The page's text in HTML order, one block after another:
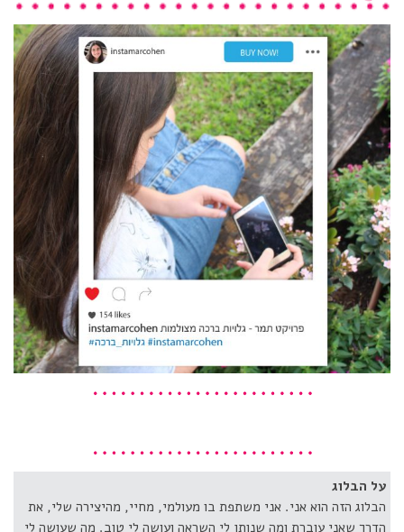
על הבלוג
הבלוג הזה הוא אני. אני משתפת בו מעולמי, מחיי, מהיצירה שלי, את
הדרך שאני עוברת ומה שנותן לי השראה ועושה לי טוב. מה שעושה לי